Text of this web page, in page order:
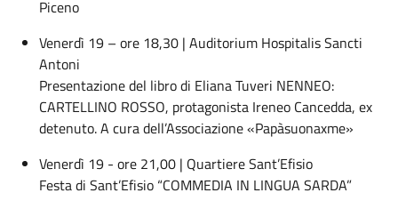
Piceno
Venerdì 19 – ore 18,30 | Auditorium Hospitalis Sancti
Antoni
Presentazione del libro di Eliana Tuveri NENNEO:
CARTELLINO ROSSO, protagonista Ireneo Cancedda, ex
detenuto. A cura dell’Associazione «Papàsuonaxme»
Venerdì 19 - ore 21,00 | Quartiere Sant’Efisio
Festa di Sant’Efisio “COMMEDIA IN LINGUA SARDA”